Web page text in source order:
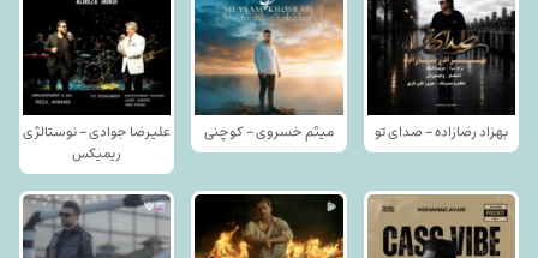
بهزاد رضازاده - صدای تو میثم خسروی - کوچنی
علیرضا جوادی - نوستالژی
ریمیکس